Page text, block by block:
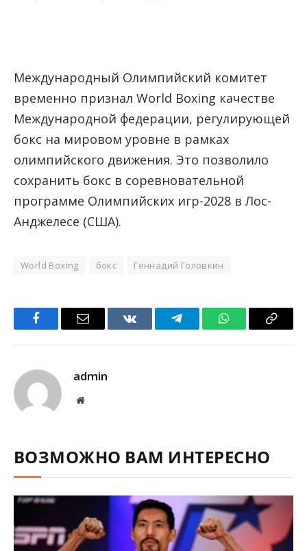
Международный Олимпийский комитет
временно признал World Boxing качестве
Международной федерации, регулирующей
бокс на мировом уровне в рамках
олимпийского движения. Это позволило
сохранить бокс в соревновательной
программе Олимпийских игр-2028 в Лос-
Анджелесе (США).
World Boxing бокс Геннадий Головкин
FacebookEmail VKontakteTelegramWhatsAppCopy
admin
Website
ВОЗМОЖНО ВАМ ИНТЕРЕСНО